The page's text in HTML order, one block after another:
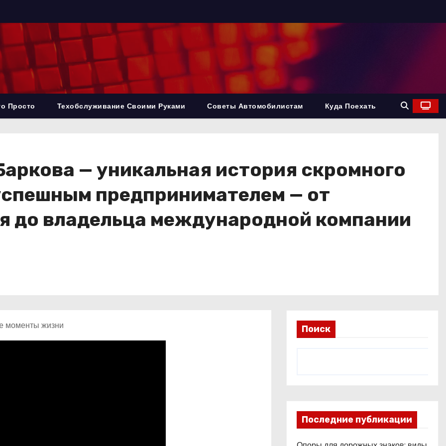
Просто Техобслуживание Своими Руками Советы Автомобилистам Куда Поехать
— уникальная история скромного
предпринимателем — от
до владельца международной компании
Поиск
Последние публикации